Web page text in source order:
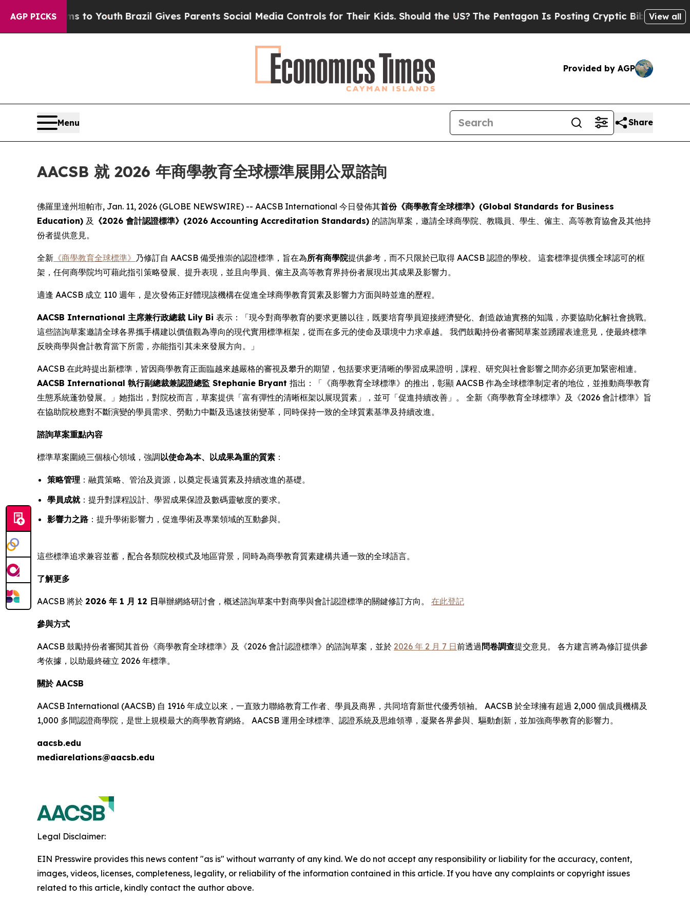
AGP PICKS
Harms to YouthBrazil Gives Parents Social Media Controls for Their Kids. Should the US?The Pentagon Is Posting Cryptic Biblical Messages
View all
Provided by AGP
Menu Share
AACSB 就 2026 年商學教育全球標準展開公眾諮詢
佛羅里達州坦帕市, Jan. 11, 2026 (GLOBE NEWSWIRE) -- AACSB International 今日發佈其首份《商學教育全球標準》(Global Standards for Business
Education) 及 《2026 會計認證標準》(2026 Accounting Accreditation Standards) 的諮詢草案，邀請全球商學院、教職員、學生、僱主、高等教育協會及其他持
份者提供意見。
全新 《商學教育全球標準》 乃修訂自 AACSB 備受推崇的認證標準，旨在為所有商學院提供參考，而不只限於已取得 AACSB 認證的學校。 這套標準提供獲全球認可的框
架，任何商學院均可藉此指引策略發展、提升表現，並且向學員、僱主及高等教育界持份者展現出其成果及影響力。
適逢 AACSB 成立 110 週年，是次發佈正好體現該機構在促進全球商學教育質素及影響力方面與時並進的歷程。
AACSB International 主席兼行政總裁 Lily Bi 表示：「現今對商學教育的要求更勝以往，既要培育學員迎接經濟變化、創造啟迪實務的知識，亦要協助化解社會挑戰。
這些諮詢草案邀請全球各界攜手構建以價值觀為導向的現代實用標準框架，從而在多元的使命及環境中力求卓越。 我們鼓勵持份者審閱草案並踴躍表達意見，使最終標準
反映商學與會計教育當下所需，亦能指引其未來發展方向。」
AACSB 在此時提出新標準，皆因商學教育正面臨越來越嚴格的審視及攀升的期望，包括要求更清晰的學習成果證明，課程、研究與社會影響之間亦必須更加緊密相連。
AACSB International 執行副總裁兼認證總監 Stephanie Bryant 指出：「《商學教育全球標準》的推出，彰顯 AACSB 作為全球標準制定者的地位，並推動商學教育
生態系統蓬勃發展。」她指出，對院校而言，草案提供「富有彈性的清晰框架以展現質素」，並可「促進持續改善」。 全新《商學教育全球標準》及《2026 會計標準》旨
在協助院校應對不斷演變的學員需求、勞動力中斷及迅速技術變革，同時保持一致的全球質素基準及持續改進。
諮詢草案重點內容
標準草案圍繞三個核心領域，強調以使命為本、以成果為重的質素 ：
策略管理 ：融貫策略、管治及資源，以奠定長遠質素及持續改進的基礎。
學員成就：提升對課程設計、學習成果保證及數碼靈敏度的要求。
影響力之路 ：提升學術影響力，促進學術及專業領域的互動參與。
這些標準追求兼容並蓄，配合各類院校模式及地區背景，同時為商學教育質素建構共通一致的全球語言。
了解更多
AACSB 將於 2026 年 1 月 12 日舉辦網絡研討會，概述諮詢草案中對商學與會計認證標準的關鍵修訂方向。 在此登記
參與方式
AACSB 鼓勵持份者審閱其首份《商學教育全球標準》及《2026 會計認證標準》的諮詢草案，並於 2026 年 2 月 7 日前透過 問卷調查提交意見。 各方建言將為修訂提供參
考依據，以助最終確立 2026 年標準。
關於 AACSB
AACSB International (AACSB) 自 1916 年成立以來，一直致力聯絡教育工作者、學員及商界，共同培育新世代優秀領袖。 AACSB 於全球擁有超過 2,000 個成員機構及
1,000 多間認證商學院，是世上規模最大的商學教育網絡。 AACSB 運用全球標準、認證系統及思維領導，凝聚各界參與、驅動創新，並加強商學教育的影響力。
aacsb.edu
mediarelations@aacsb.edu
Legal Disclaimer:
EIN Presswire provides this news content "as is" without warranty of any kind. We do not accept any responsibility or liability for the accuracy, content,
images, videos, licenses, completeness, legality, or reliability of the information contained in this article. If you have any complaints or copyright issues
related to this article, kindly contact the author above.